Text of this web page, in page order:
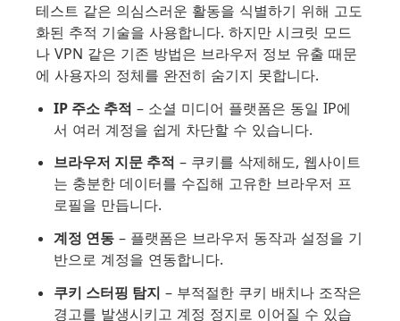
테스트 같은 의심스러운 활동을 식별하기 위해 고도
화된 추적 기술을 사용합니다. 하지만 시크릿 모드
나 VPN 같은 기존 방법은 브라우저 정보 유출 때문
에 사용자의 정체를 완전히 숨기지 못합니다.
IP 주소 추적 – 소셜 미디어 플랫폼은 동일 IP에
서 여러 계정을 쉽게 차단할 수 있습니다.
브라우저 지문 추적 – 쿠키를 삭제해도, 웹사이트
는 충분한 데이터를 수집해 고유한 브라우저 프
로필을 만듭니다.
계정 연동 – 플랫폼은 브라우저 동작과 설정을 기
반으로 계정을 연동합니다.
쿠키 스터핑 탐지 – 부적절한 쿠키 배치나 조작은
경고를 발생시키고 계정 정지로 이어질 수 있습